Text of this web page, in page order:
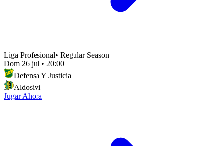
Liga Profesional• Regular Season
Dom 26 jul • 20:00
Defensa Y Justicia
Aldosivi
Jugar Ahora